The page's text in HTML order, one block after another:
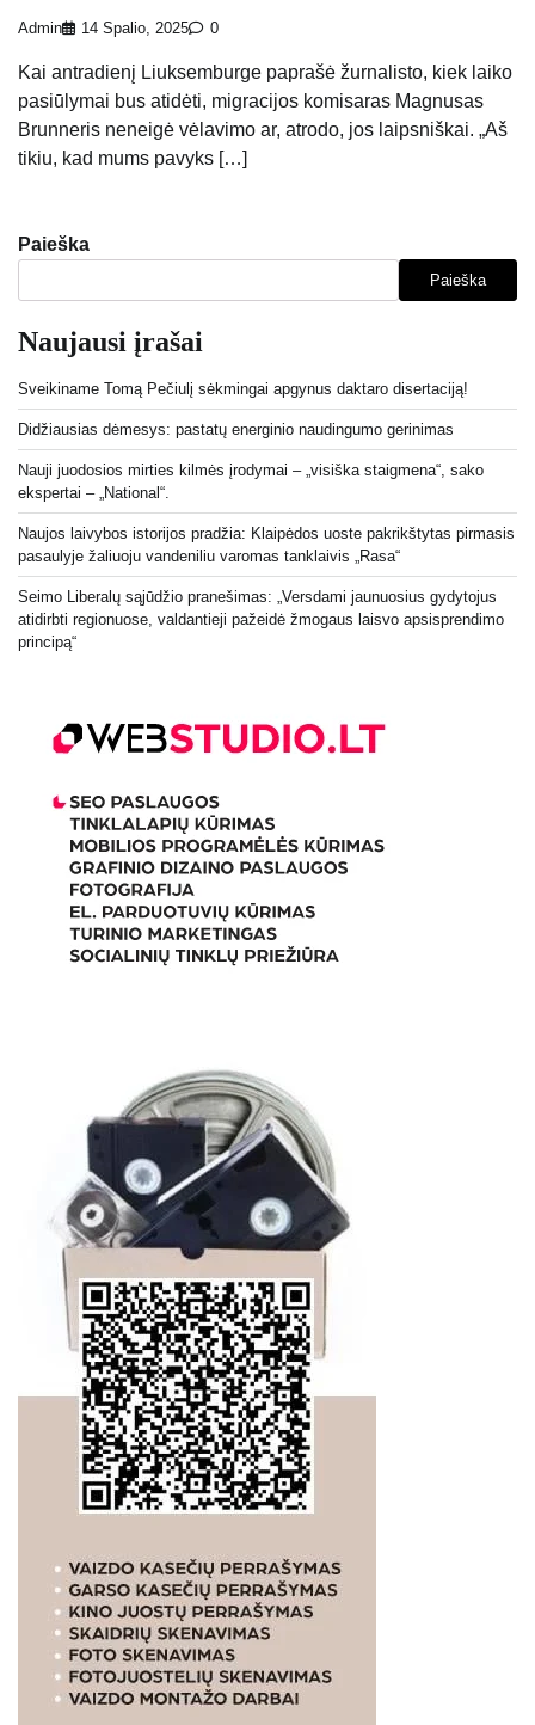
Admin 14 Spalio, 2025 0
Kai antradienį Liuksemburge paprašė žurnalisto, kiek laiko
pasiūlymai bus atidėti, migracijos komisaras Magnusas
Brunneris neneigė vėlavimo ar, atrodo, jos laipsniškai. „Aš
tikiu, kad mums pavyks […]
Paieška
Paieška
Naujausi įrašai
Sveikiname Tomą Pečiulį sėkmingai apgynus daktaro disertaciją!
Didžiausias dėmesys: pastatų energinio naudingumo gerinimas
Nauji juodosios mirties kilmės įrodymai – „visiška staigmena“, sako
ekspertai – „National“.
Naujos laivybos istorijos pradžia: Klaipėdos uoste pakrikštytas pirmasis
pasaulyje žaliuoju vandeniliu varomas tanklaivis „Rasa“
Seimo Liberalų sąjūdžio pranešimas: „Versdami jaunuosius gydytojus
atidirbti regionuose, valdantieji pažeidė žmogaus laisvo apsisprendimo
principą“